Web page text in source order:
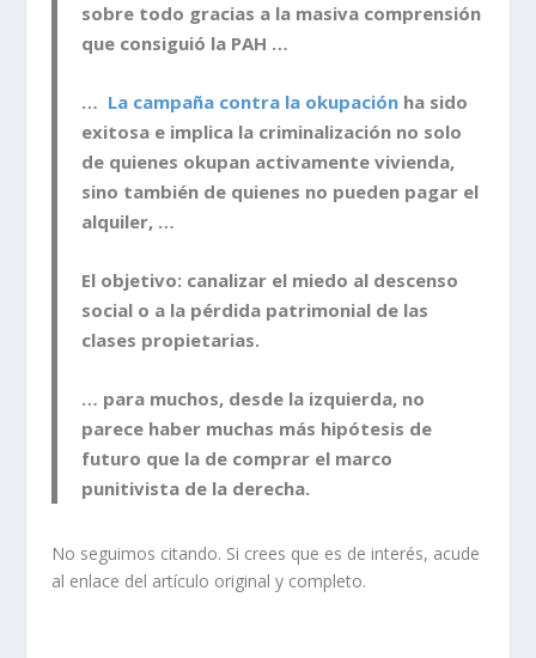
sobre todo gracias a la masiva comprensión
que consiguió la PAH …
… La campaña contra la okupaciónha sido
exitosa e implica la criminalización no solo
de quienes okupan activamente vivienda,
sino también de quienes no pueden pagar el
alquiler, …
El objetivo: canalizar el miedo al descenso
social o a la pérdida patrimonial de las
clases propietarias.
… para muchos, desde la izquierda, no
parece haber muchas más hipótesis de
futuro que la de comprar el marco
punitivista de la derecha.
No seguimos citando. Si crees que es de interés, acude
al enlace del artículo original y completo.